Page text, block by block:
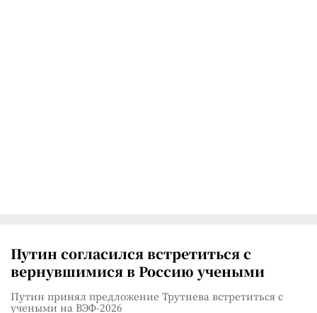
Путин согласился встретиться с
вернувшимися в Россию учеными
Путин принял предложение Трутнева встретиться с
учеными на ВЭФ-2026